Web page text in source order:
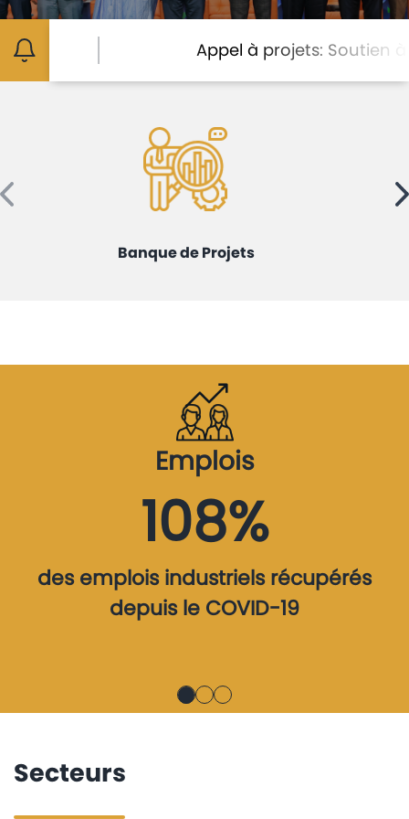
Avis
et
annonces
Appel à projets: Soutien à la
Banque de Projets
Emplois
108%
des emplois industriels récupérés
depuis le COVID-19
Secteurs